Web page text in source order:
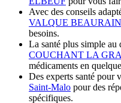
Avec des conseils
VALQUE
besoins.
La santé plus simple au
COUCHANT LA
médicaments en
Des experts santé pour
Saint-Malo pour des
spécifiques.